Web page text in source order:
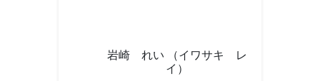
岩崎 れい （イワサキ レ
イ）